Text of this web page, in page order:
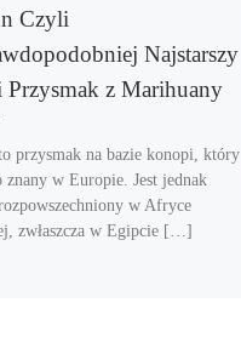
Czyli
Najstarszy
Przysmak z Marihuany
przysmak na bazie konopi, który
znany w Europie. Jest jednak
w Afryce
zwłaszcza w Egipcie […]